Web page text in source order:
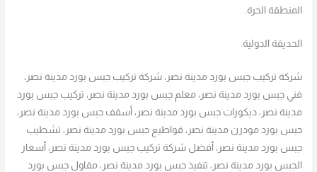
المنطقة الحرة.
الحديقة الدولية.
شركة تركيب جبس بورد مدينة نصر، شركة تركيب جبس بورد مدينة نصر،
فني جبس بورد مدينة نصر، معلم جبس بورد مدينة نصر، تركيب جبس بورد
مدينة نصر، ديكورات جبس بورد مدينة نصر، أسقف جبس بورد مدينة نصر،
جبس بورد مودرن مدينة نصر، قواطيع جبس بورد مدينة نصر، تشطيب
جبس بورد مدينة نصر، أفضل شركة تركيب جبس بورد مدينة نصر، أسعار
الجبس بورد مدينة نصر، تنفيذ جبس بورد مدينة نصر، مقاول جبس بورد